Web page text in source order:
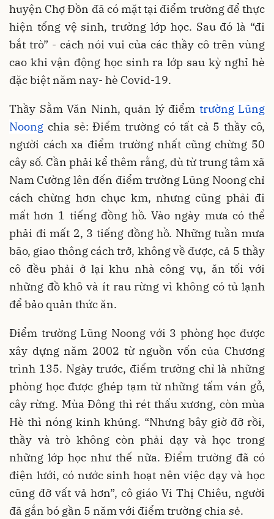
huyện Chợ Đồn đã có mặt tại điểm trường để thực
hiện tổng vệ sinh, trường lớp học. Sau đó là “đi
bắt trò” - cách nói vui của các thầy cô trên vùng
cao khi vận động học sinh ra lớp sau kỳ nghỉ hè
đặc biệt năm nay- hè Covid-19.
Thầy Sằm Văn Ninh, quản lý điểm trường Lũng
Noong chia sẻ: Điểm trường có tất cả 5 thầy cô,
người cách xa điểm trường nhất cũng chừng 50
cây số. Cần phải kể thêm rằng, dù từ trung tâm xã
Nam Cường lên đến điểm trường Lũng Noong chỉ
cách chừng hơn chục km, nhưng cũng phải đi
mất hơn 1 tiếng đồng hồ. Vào ngày mưa có thể
phải đi mất 2, 3 tiếng đồng hồ. Những tuần mưa
bão, giao thông cách trở, không về được, cả 5 thầy
cô đều phải ở lại khu nhà công vụ, ăn tối với
những đồ khô và ít rau rừng vì không có tủ lạnh
để bảo quản thức ăn.
Điểm trường Lũng Noong với 3 phòng học được
xây dựng năm 2002 từ nguồn vốn của Chương
trình 135. Ngày trước, điểm trường chỉ là những
phòng học được ghép tạm từ những tấm ván gỗ,
cây rừng. Mùa Đông thì rét thấu xương, còn mùa
Hè thì nóng kinh khủng. “Nhưng bây giờ đỡ rồi,
thầy và trò không còn phải dạy và học trong
những lớp học như thế nữa. Điểm trường đã có
điện lưới, có nước sinh hoạt nên việc dạy và học
cũng đỡ vất vả hơn”, cô giáo Vi Thị Chiêu, người
đã gắn bó gần 5 năm với điểm trường chia sẻ.